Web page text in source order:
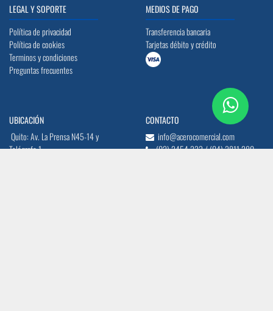
LEGAL Y SOPORTE
Política de privacidad
Política de cookies
Terminos y condiciones
Preguntas frecuentes
MEDIOS DE PAGO
Transferencia bancaria
Tarjetas débito y crédito
UBICACIÓN
Quito: Av. La Prensa N45-14 y
Telégrafo 1
CONTACTO
info@acerocomercial.com
(02) 2454 333 / (04) 3811 280